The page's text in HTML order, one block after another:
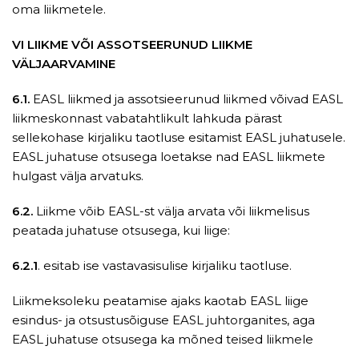
oma liikmetele.
VI LIIKME VÕI ASSOTSEERUNUD LIIKME
VÄLJAARVAMINE
6.1. EASL liikmed ja assotsieerunud liikmed võivad EASL
liikmeskonnast vabatahtlikult lahkuda pärast
sellekohase kirjaliku taotluse esitamist EASL juhatusele.
EASL juhatuse otsusega loetakse nad EASL liikmete
hulgast välja arvatuks.
6.2. Liikme võib EASL-st välja arvata või liikmelisus
peatada juhatuse otsusega, kui liige:
6.2.1. esitab ise vastavasisulise kirjaliku taotluse.
Liikmeksoleku peatamise ajaks kaotab EASL liige
esindus- ja otsustusõiguse EASL juhtorganites, aga
EASL juhatuse otsusega ka mõned teised liikmele